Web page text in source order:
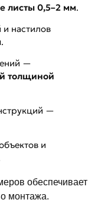
листы 0,5–2 мм.
настилов
.
—
толщиной
—
и
обеспечивает
монтажа.